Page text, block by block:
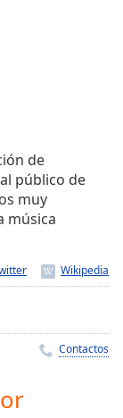
de
público de
muy
música
Contactos